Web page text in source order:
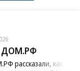
ДОМ.РФ
рассказали, как